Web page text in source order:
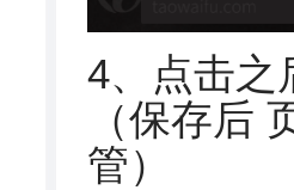
4、点击之
（保存后
管）